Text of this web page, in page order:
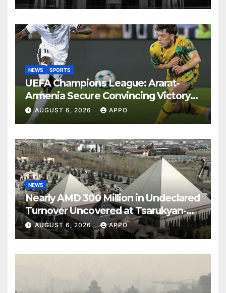
NEWS SPORTS
UEFA Champions League: Ararat-
Armenia Secure Convincing Victory
Over Shamrock Rovers 2-0
AUGUST 6, 2026 APPO
NEWS
Nearly AMD 300 Million in Undeclared
Turnover Uncovered at Tsarukyan-
Owned Entertainment Center
AUGUST 6, 2026 APPO